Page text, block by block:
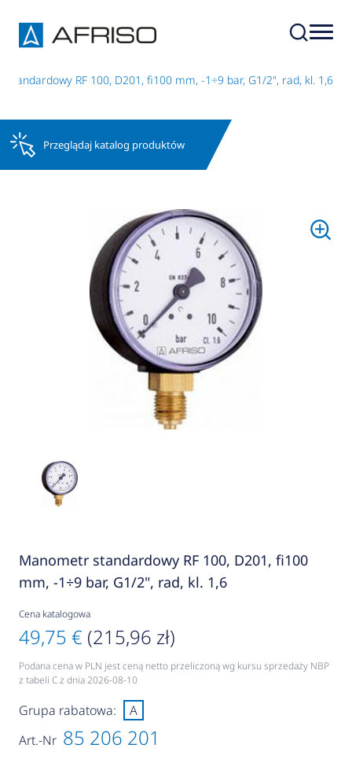
standardowy RF 100, D201, fi100 mm, -1÷9 bar, G1/2", rad, kl. 1,6
Przeglądaj katalog produktów
Manometr standardowy RF 100, D201, fi100
mm, -1÷9 bar, G1/2", rad, kl. 1,6
Cena katalogowa
49,75 € (215,96 zł)
Podana cena w PLN jest ceną netto przeliczoną wg kursu sprzedaży NBP
z tabeli C z dnia 2026-08-10
Art.-Nr 85 206 201
Grupa rabatowa: A